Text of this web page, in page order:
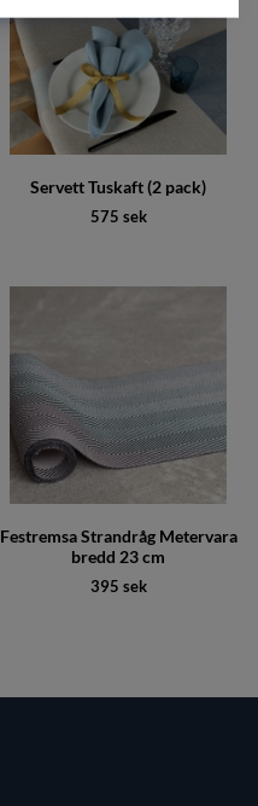
Servett Tuskaft (2 pack)
575 sek
Festremsa Strandråg Metervara
bredd 23 cm
395 sek